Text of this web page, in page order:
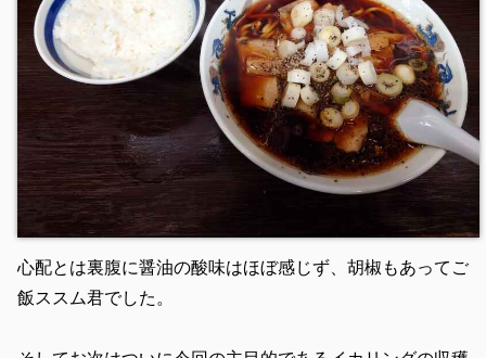
心配とは裏腹に醤油の酸味はほぼ感じず、胡椒もあってご
飯ススム君でした。